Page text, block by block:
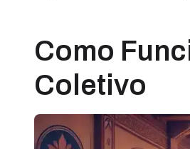
Como
Coletivo